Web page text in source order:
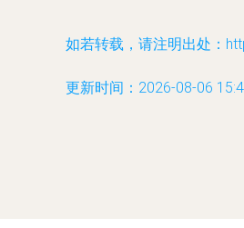
如若转载，请注明出处：
更新时间：2026-08-06